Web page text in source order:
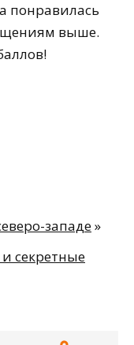
понравилась
выше.
западе»
секретные